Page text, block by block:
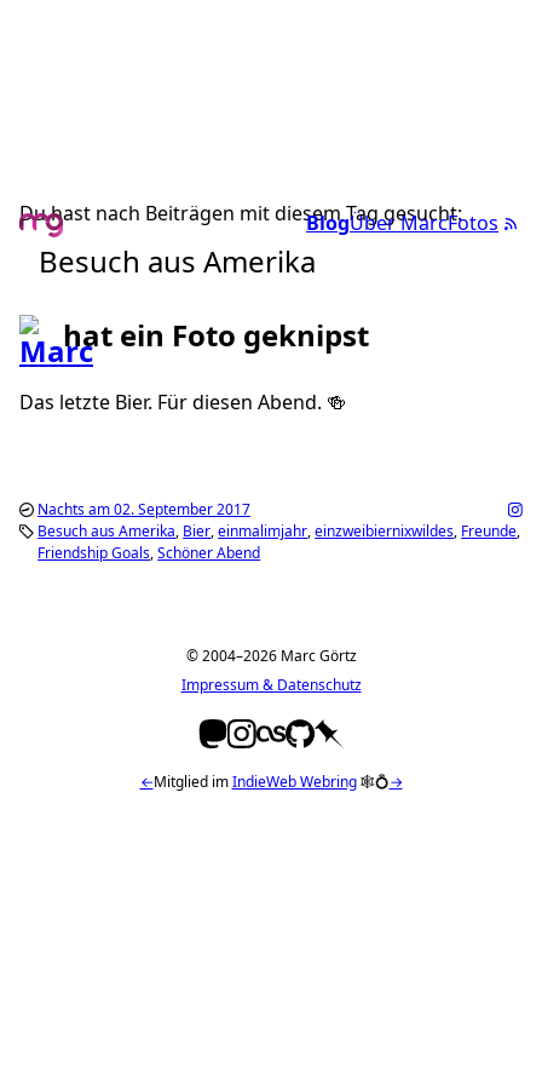
BlogÜber MarcFotos
Du hast nach Beiträgen mit diesem Tag gesucht:
Besuch aus Amerika
hat ein Foto geknipst
Das letzte Bier. Für diesen Abend. 🍻
Nachts am 02. September 2017
Besuch aus Amerika Bier einmalimjahr einzweibiernixwildes Freunde
Friendship Goals Schöner Abend
© 2004–2026 Marc Görtz
Impressum & Datenschutz
←Mitglied imIndieWeb Webring🕸💍→